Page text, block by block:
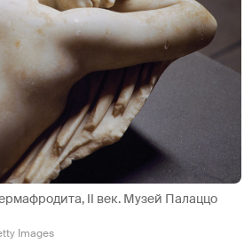
II век. Музей Палаццо
Images